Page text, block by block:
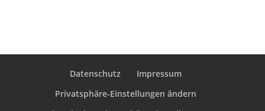
Datenschutz
Impressum
Privatsphäre-Einstellungen ändern